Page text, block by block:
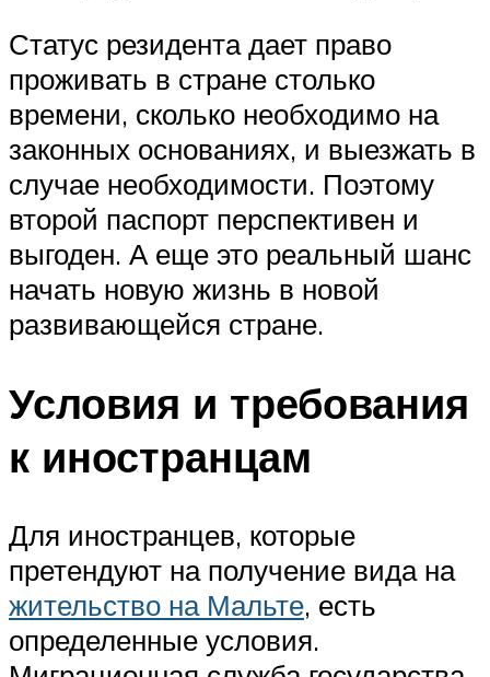
Статус резидента дает право
проживать в стране столько
времени, сколько необходимо на
законных основаниях, и выезжать в
случае необходимости. Поэтому
второй паспорт перспективен и
выгоден. А еще это реальный шанс
начать новую жизнь в новой
развивающейся стране.
Условия и требования
к иностранцам
Для иностранцев, которые
претендуют на получение вида на
жительство на Мальте, есть
определенные условия.